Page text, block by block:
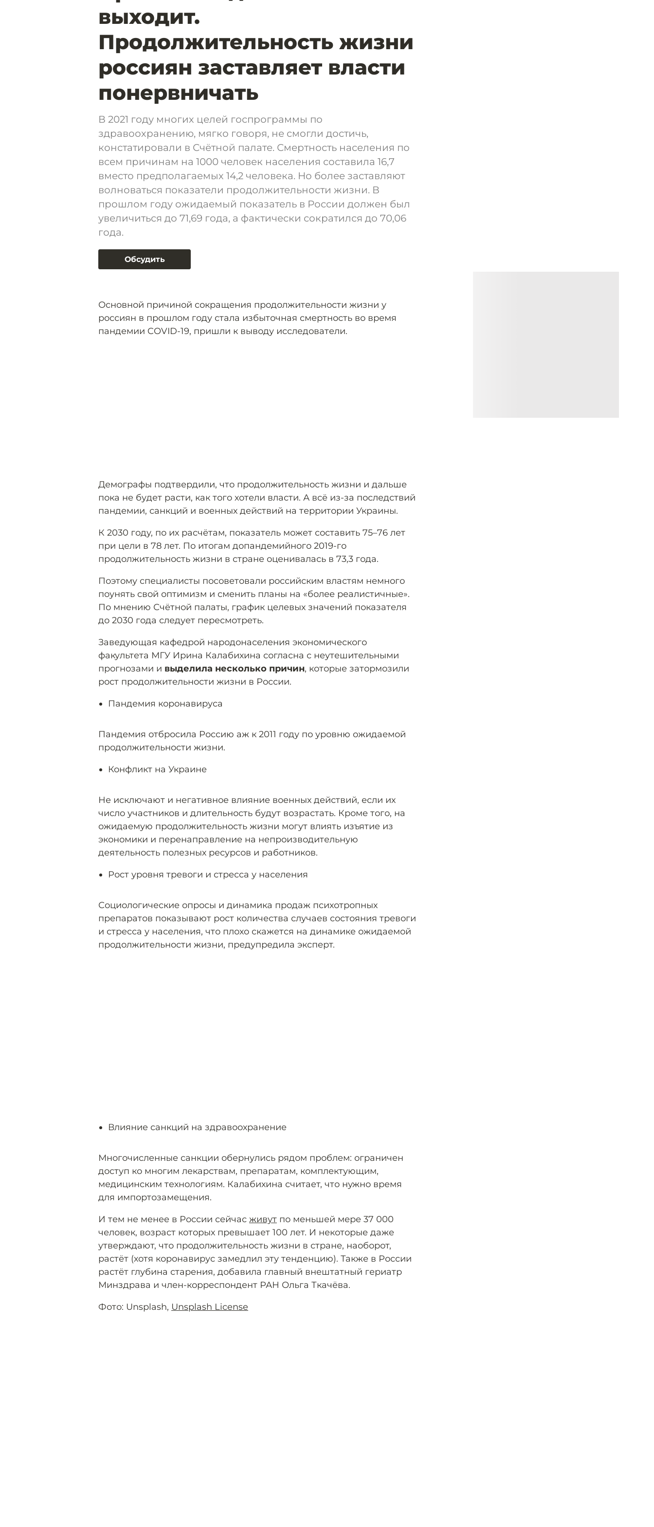
выходит.
Продолжительность жизни
россиян заставляет власти
понервничать
В 2021 году многих целей госпрограммы по
здравоохранению, мягко говоря, не смогли достичь,
констатировали в Счётной палате. Смертность населения по
всем причинам на 1000 человек населения составила 16,7
вместо предполагаемых 14,2 человека. Но более заставляют
волноваться показатели продолжительности жизни. В
прошлом году ожидаемый показатель в России должен был
увеличиться до 71,69 года, а фактически сократился до 70,06
года.
Обсудить
Основной причиной сокращения продолжительности жизни у
россиян в прошлом году стала избыточная смертность во время
пандемии COVID-19, пришли к выводу исследователи.
Демографы подтвердили, что продолжительность жизни и дальше
пока не будет расти, как того хотели власти. А всё из-за последствий
пандемии, санкций и военных действий на территории Украины.
К 2030 году, по их расчётам, показатель может составить 75–76 лет
при цели в 78 лет. По итогам допандемийного 2019-го
продолжительность жизни в стране оценивалась в 73,3 года.
Поэтому специалисты посоветовали российским властям немного
поунять свой оптимизм и сменить планы на «более реалистичные».
По мнению Счётной палаты, график целевых значений показателя
до 2030 года следует пересмотреть.
Заведующая кафедрой народонаселения экономического
факультета МГУ Ирина Калабихина согласна с неутешительными
прогнозами и выделила несколько причин, которые затормозили
рост продолжительности жизни в России.
Пандемия коронавируса
Пандемия отбросила Россию аж к 2011 году по уровню ожидаемой
продолжительности жизни.
Конфликт на Украине
Не исключают и негативное влияние военных действий, если их
число участников и длительность будут возрастать. Кроме того, на
ожидаемую продолжительность жизни могут влиять изъятие из
экономики и перенаправление на непроизводительную
деятельность полезных ресурсов и работников.
Рост уровня тревоги и стресса у населения
Социологические опросы и динамика продаж психотропных
препаратов показывают рост количества случаев состояния тревоги
и стресса у населения, что плохо скажется на динамике ожидаемой
продолжительности жизни, предупредила эксперт.
Влияние санкций на здравоохранение
Многочисленные санкции обернулись рядом проблем: ограничен
доступ ко многим лекарствам, препаратам, комплектующим,
медицинским технологиям. Калабихина считает, что нужно время
для импортозамещения.
И тем не менее в России сейчас живут по меньшей мере 37 000
человек, возраст которых превышает 100 лет. И некоторые даже
утверждают, что продолжительность жизни в стране, наоборот,
растёт (хотя коронавирус замедлил эту тенденцию). Также в России
растёт глубина старения, добавила главный внештатный гериатр
Минздрава и член-корреспондент РАН Ольга Ткачёва.
Фото: Unsplash, Unsplash License